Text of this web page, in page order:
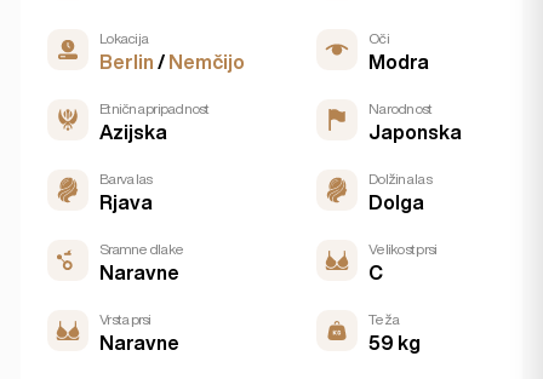
Lokacija
Berlin / Nemčijo
Oči
Modra
Etnična pripadnost
Azijska
Narodnost
Japonska
Barva las
Rjava
Dolžina las
Dolga
Sramne dlake
Naravne
Velikost prsi
C
Vrsta prsi
Naravne
Teža
59 kg